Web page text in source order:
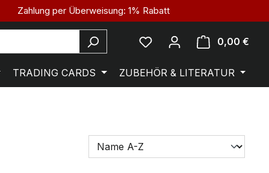
Zahlung per Überweisung: 1% Rabatt
0,00 €
TRADING CARDS ZUBEHÖR & LITERATUR